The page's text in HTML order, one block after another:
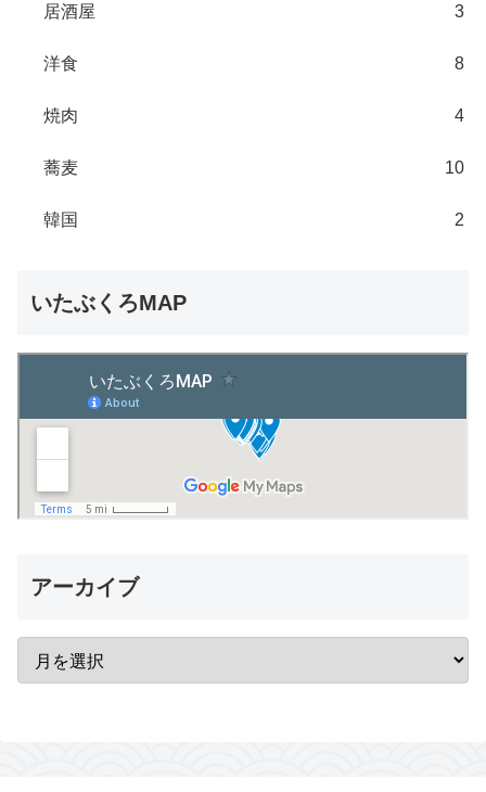
居酒屋 3
洋食 8
焼肉 4
蕎麦 10
韓国 2
いたぶくろMAP
アーカイブ